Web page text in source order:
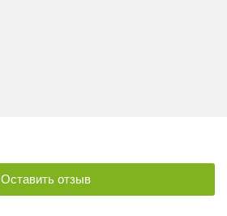
Оставить отзыв